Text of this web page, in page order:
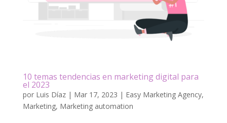
10 temas tendencias en marketing digital para
el 2023
por Luis Díaz| Mar 17, 2023 | Easy Marketing Agency,
Marketing, Marketing automation